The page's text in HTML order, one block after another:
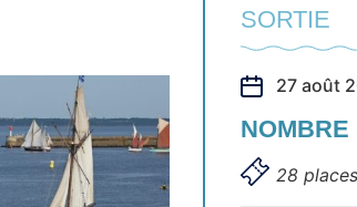
SORTIE
27 août
NOMBRE
28